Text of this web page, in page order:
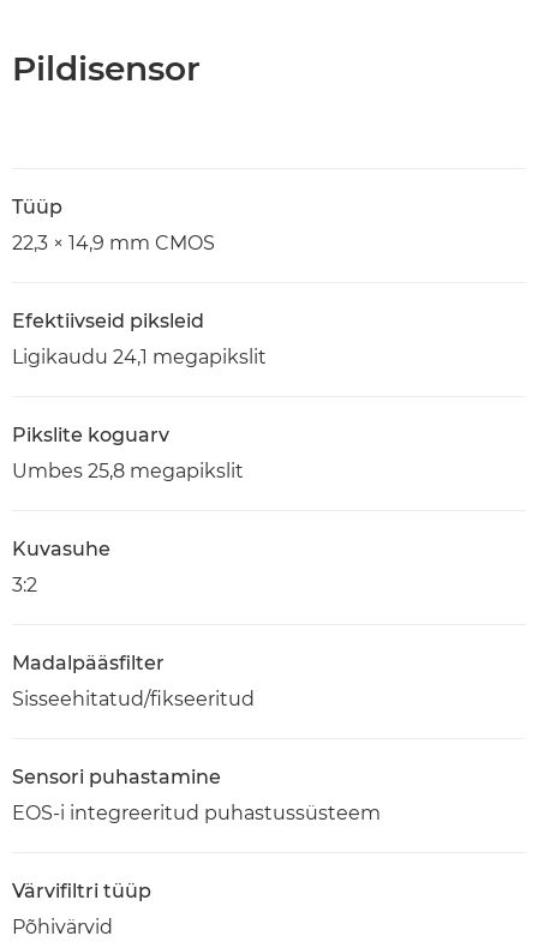
Pildisensor
Tüüp
22,3 × 14,9 mm CMOS
Efektiivseid piksleid
Ligikaudu 24,1 megapikslit
Pikslite koguarv
Umbes 25,8 megapikslit
Kuvasuhe
3:2
Madalpääsfilter
Sisseehitatud/fikseeritud
Sensori puhastamine
EOS-i integreeritud puhastussüsteem
Värvifiltri tüüp
Põhivärvid